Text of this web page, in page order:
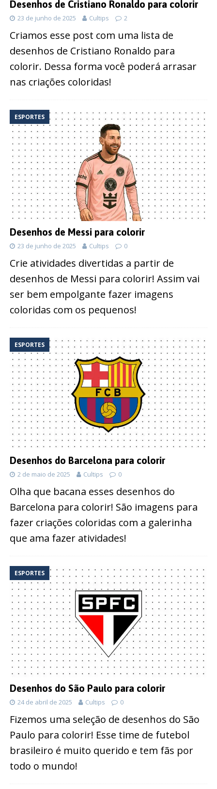
Desenhos de Cristiano Ronaldo para colorir
23 de junho de 2025 Cultips 2
Criamos esse post com uma lista de
desenhos de Cristiano Ronaldo para
colorir. Dessa forma você poderá arrasar
nas criações coloridas!
ESPORTES
Desenhos de Messi para colorir
23 de junho de 2025 Cultips 0
Crie atividades divertidas a partir de
desenhos de Messi para colorir! Assim vai
ser bem empolgante fazer imagens
coloridas com os pequenos!
ESPORTES
Desenhos do Barcelona para colorir
2 de maio de 2025 Cultips 0
Olha que bacana esses desenhos do
Barcelona para colorir! São imagens para
fazer criações coloridas com a galerinha
que ama fazer atividades!
ESPORTES
Desenhos do São Paulo para colorir
24 de abril de 2025 Cultips 0
Fizemos uma seleção de desenhos do São
Paulo para colorir! Esse time de futebol
brasileiro é muito querido e tem fãs por
todo o mundo!